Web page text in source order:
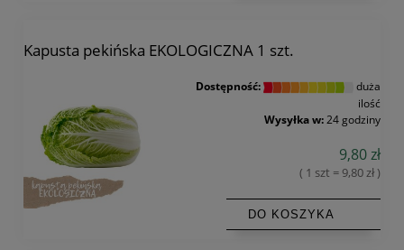
Kapusta pekińska EKOLOGICZNA 1 szt.
Dostępność:
duża
ilość
Wysyłka w: 24 godziny
9,80 zł
( 1 szt = 9,80 zł )
DO KOSZYKA